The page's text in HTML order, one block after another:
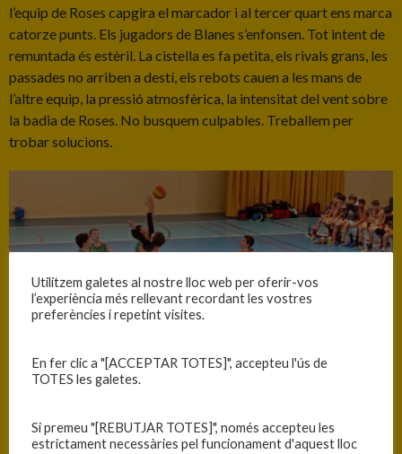
l’equip de Roses capgira el marcador i al tercer quart ens marca
catorze punts. Els jugadors de Blanes s’enfonsen. Tot intent de
remuntada és estèril. La cistella es fa petita, els rivals grans, les
passades no arriben a destí, els rebots cauen a les mans de
l’altre equip, la pressió atmosfèrica, la intensitat del vent sobre
la badia de Roses. No busquem culpables. Treballem per
trobar solucions.
INFORMACIÓ
Utilitzem galetes al nostre lloc web per oferir-vos
l’experiència més rellevant recordant les vostres
preferències i repetint visites.
En fer clic a "[ACCEPTAR TOTES]", accepteu l'ús de
TOTES les galetes.
Si premeu "[REBUTJAR TOTES]", només accepteu les
estrictament necessàries pel funcionament d'aquest lloc